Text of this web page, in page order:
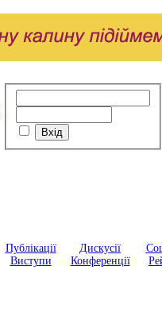
Публікації
Виступи
Дискусії
Конференції